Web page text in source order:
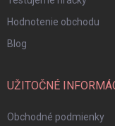
Hodnotenie obchodu
Blog
UŽITOČNÉ
Obchodné podmienky